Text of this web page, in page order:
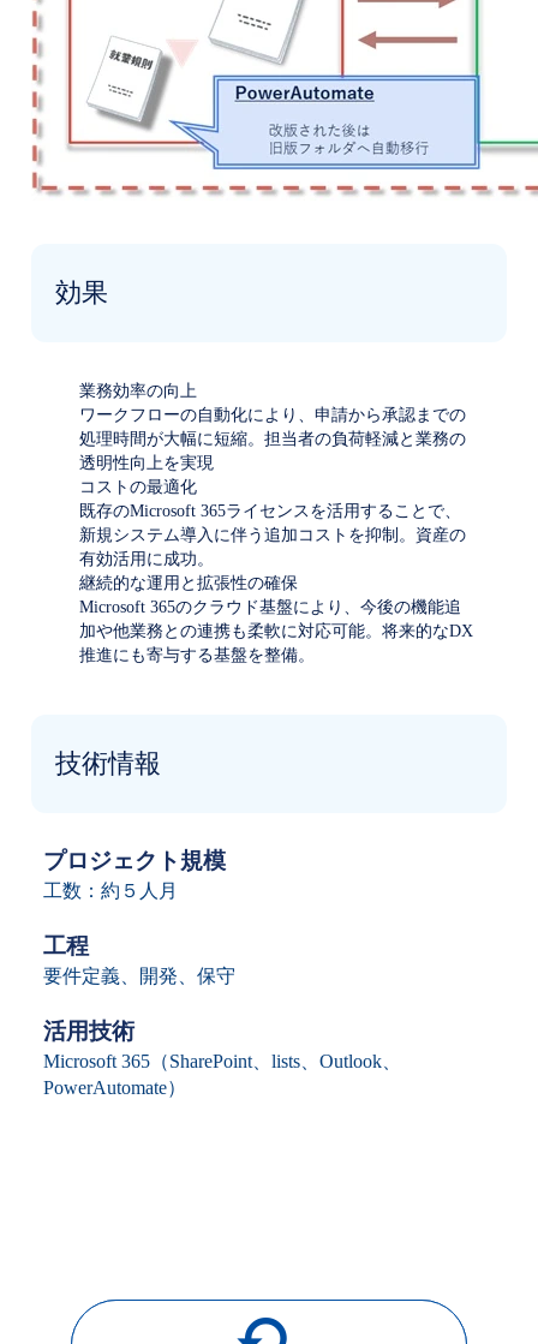
効果
業務効率の向上
ワークフローの自動化により、申請から承認までの
処理時間が大幅に短縮。担当者の負荷軽減と業務の
透明性向上を実現
コストの最適化
既存のMicrosoft 365ライセンスを活用することで、
新規システム導入に伴う追加コストを抑制。資産の
有効活用に成功。
継続的な運用と拡張性の確保
Microsoft 365のクラウド基盤により、今後の機能追
加や他業務との連携も柔軟に対応可能。将来的なDX
推進にも寄与する基盤を整備。
技術情報
プロジェクト規模
工数：約５人月
工程
要件定義、開発、保守
活用技術
Microsoft 365（SharePoint、lists、Outlook、
PowerAutomate）